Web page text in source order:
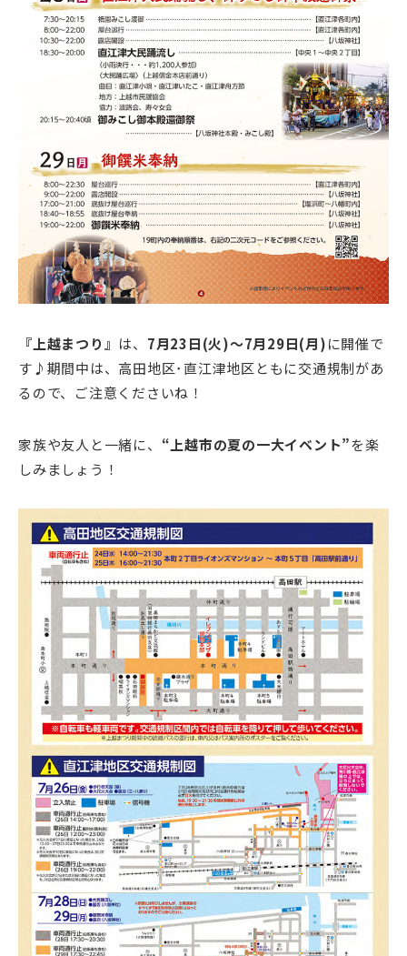
『上越まつり』 は、 7月23日(火)～7月29日(月)に開催で
す♪期間中は、高田地区･直江津地区ともに交通規制があ
るので、ご注意くださいね！
家族や友人と一緒に、 “上越市の夏の一大イベント”を楽
しみましょう！